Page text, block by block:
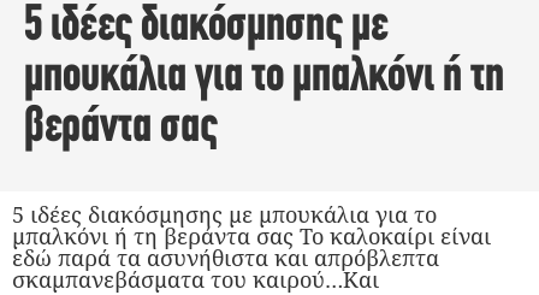
5 ιδέες διακόσμησης με
μπουκάλια για το μπαλκόνι ή τη
βεράντα σας
5 ιδέες διακόσμησης με μπουκάλια για το
μπαλκόνι ή τη βεράντα σας Το καλοκαίρι είναι
εδώ παρά τα ασυνήθιστα και απρόβλεπτα
σκαμπανεβάσματα του καιρού…Και